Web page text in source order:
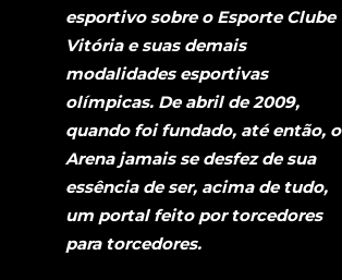
esportivo sobre o Esporte Clube
Vitória e suas demais
modalidades esportivas
olímpicas. De abril de 2009,
quando foi fundado, até então, o
Arena jamais se desfez de sua
essência de ser, acima de tudo,
um portal feito por torcedores
para torcedores.